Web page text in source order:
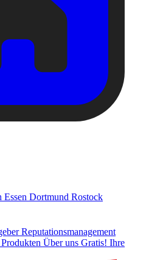
Essen Dortmund Rostock
Reputationsmanagement
Über uns Gratis! Ihre